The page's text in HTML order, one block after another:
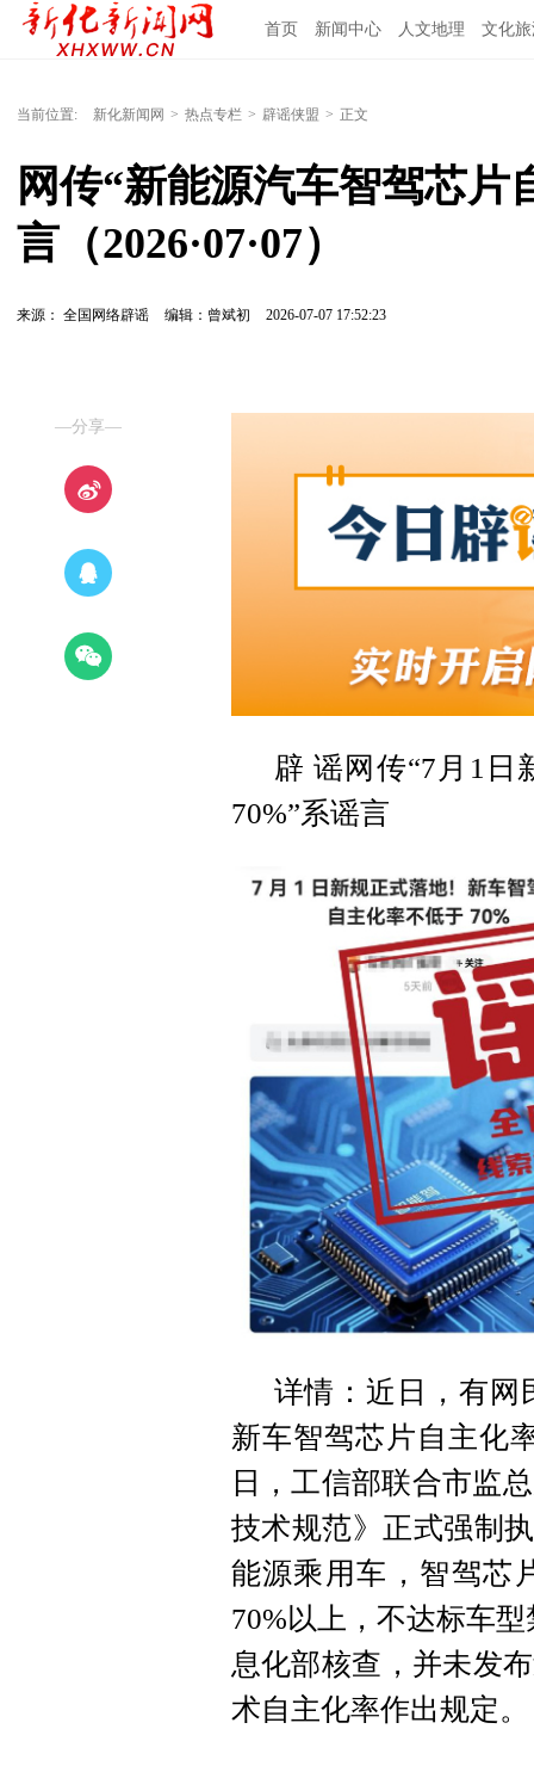
首页 新闻中心 人文地理 文化
当前位置: 新化新闻网 > 热点专栏 > 辟谣侠盟 > 正文
网传“新能源汽车智驾芯
言（2026·07·07）
来源： 全国网络辟谣 编辑：曾斌初 2026-07-07 17:52:23
—分享—
辟 谣网传“7月1日
70%”系谣言
详情：近日，有网
新车智驾芯片自主化
日，工信部联合市监
技术规范》正式强制
能源乘用车，智驾芯
70%以上，不达标车
息化部核查，并未发
术自主化率作出规定。